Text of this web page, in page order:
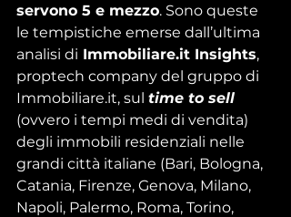
servono 5 e mezzo. Sono queste
le tempistiche emerse dall’ultima
analisi di Immobiliare.it Insights,
proptech company del gruppo di
Immobiliare.it, sul time to sell
(ovvero i tempi medi di vendita)
degli immobili residenziali nelle
grandi città italiane (Bari, Bologna,
Catania, Firenze, Genova, Milano,
Napoli, Palermo, Roma, Torino,